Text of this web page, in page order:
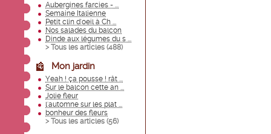
Aubergines farcies - ...
Semaine Italienne
Petit clin d'oeil à Ch ...
Nos salades du balcon
Dinde aux légumes du s ...
> Tous les articles (488)
Mon jardin
Yeah ! ça pousse ! rât ...
Sur le balcon cette an ...
Jolie fleur
l'automne sur les plat ...
bonheur des fleurs
> Tous les articles (56)